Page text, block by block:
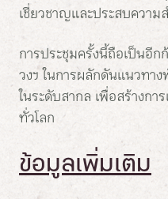
เชี่ยวชาญและประสบความ
การประชุมครั้งนี้ถือเป็นอี
วงฯ ในการผลักดันแนวทา
ในระดับสากล เพื่อสร้างก
ทั่วโลก
ข้อมูลเพิ่มเติม